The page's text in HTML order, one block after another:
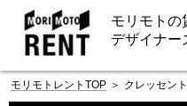
モリモトの
デザイナー
モリモトレントTOP ＞ クレッセン